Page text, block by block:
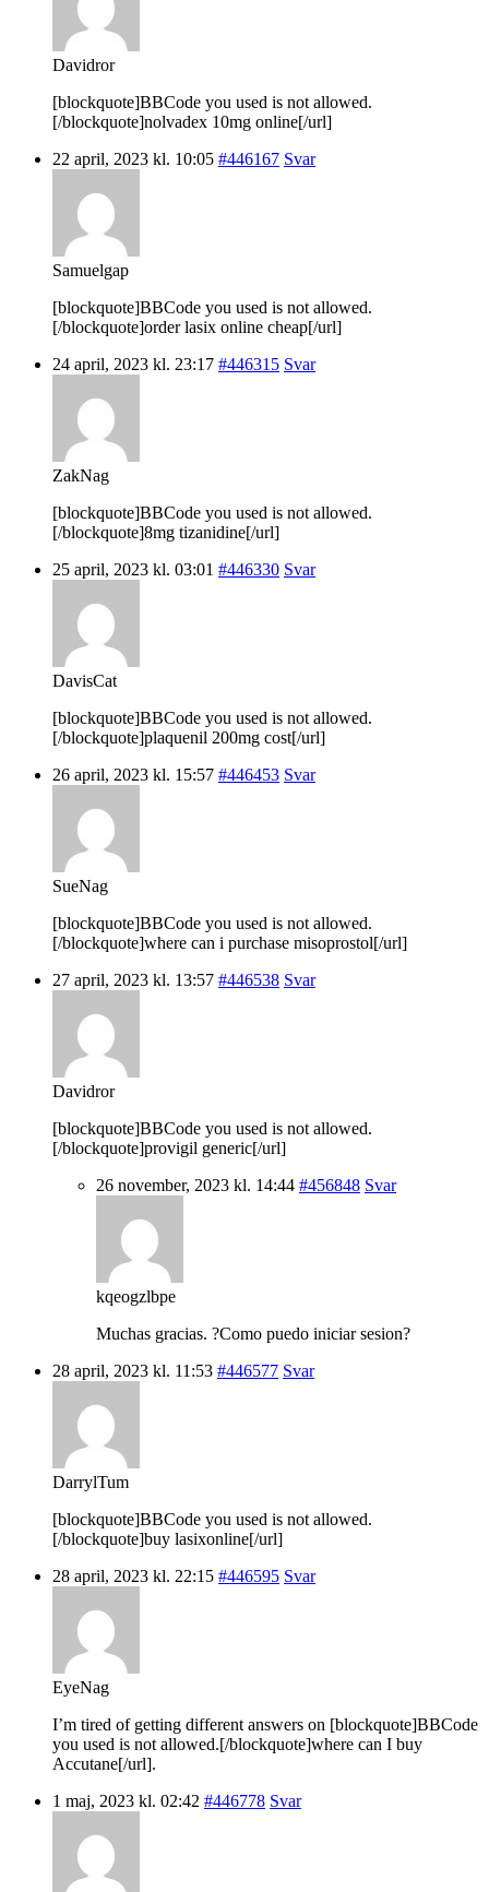
Davidror
[blockquote]BBCode you used is not allowed.
[/blockquote]nolvadex 10mg online[/url]
22 april, 2023 kl. 10:05 #446167 Svar
Samuelgap
[blockquote]BBCode you used is not allowed.
[/blockquote]order lasix online cheap[/url]
24 april, 2023 kl. 23:17 #446315 Svar
ZakNag
[blockquote]BBCode you used is not allowed.
[/blockquote]8mg tizanidine[/url]
25 april, 2023 kl. 03:01 #446330 Svar
DavisCat
[blockquote]BBCode you used is not allowed.
[/blockquote]plaquenil 200mg cost[/url]
26 april, 2023 kl. 15:57 #446453 Svar
SueNag
[blockquote]BBCode you used is not allowed.
[/blockquote]where can i purchase misoprostol[/url]
27 april, 2023 kl. 13:57 #446538 Svar
Davidror
[blockquote]BBCode you used is not allowed.
[/blockquote]provigil generic[/url]
26 november, 2023 kl. 14:44 #456848 Svar
kqeogzlbpe
Muchas gracias. ?Como puedo iniciar sesion?
28 april, 2023 kl. 11:53 #446577 Svar
DarrylTum
[blockquote]BBCode you used is not allowed.
[/blockquote]buy lasixonline[/url]
28 april, 2023 kl. 22:15 #446595 Svar
EyeNag
I’m tired of getting different answers on [blockquote]BBCode
you used is not allowed.[/blockquote]where can I buy
Accutane[/url].
1 maj, 2023 kl. 02:42 #446778 Svar